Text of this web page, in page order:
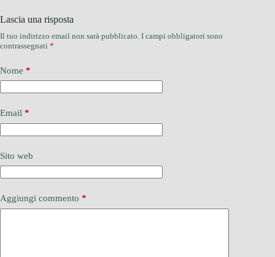
Lascia una risposta
Il tuo indirizzo email non sarà pubblicato. I campi obbligatori sono
contrassegnati *
Nome *
Email *
Sito web
Aggiungi commento *